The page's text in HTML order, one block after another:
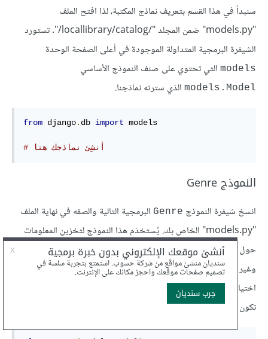
سنبدأ في هذا القسم بتعريف نماذج المكتبة، لذا افتح الملف
"models.py" ضمن المجلد "/locallibrary/catalog/". تستورد
الشيفرة البرمجية المتداولة الموجودة في أعلى الصفحة الوحدة
models التي تحتوي على صنف النموذج الأساسي
models.Model الذي سترثه نماذجنا.
from django. db import models
# أنشِئ نماذجك هنا
النموذج Genre
انسخ شيفرة النموذج Genre البرمجية التالية والصقه في نهاية الملف
"models.py" الخاص بك. يُستخدَم هذا النموذج لتخزين المعلومات
حول فئة الكتاب مثل كونه خياليًا أو غير خيالي، أو عاطفيًا أو تاريخًا
وغير ذلك. أنشأنا النوع genre بوصفه نموذجًا وليس نصًا حرًا أو قائمة
اختيار بحيث يمكن إدارة القيم الممكنة عبر قاعدة البيانات بدلًا من أن
تكون شيفرة ثابتة.